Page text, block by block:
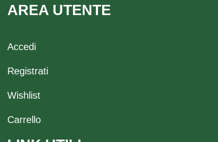
AREA UTENTE
Accedi
Registrati
Wishlist
Carrello